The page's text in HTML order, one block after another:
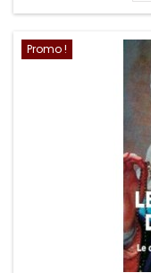
Promo !